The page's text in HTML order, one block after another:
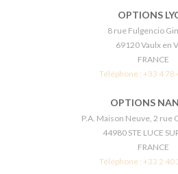
OPTIONS
8 rue Fulgencio
69120 Vaulx en
FRANCE
Téléphone : +33 4 78
OPTIONS
P.A. Maison Neuve, 2 rue
44980 STE LUCE
FRANCE
Téléphone : +33 2 40